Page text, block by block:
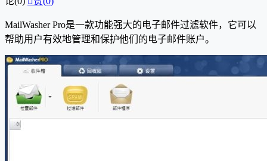
MailWasher Pro是一款功能强大的电子邮件过滤软件，它可以
帮助用户有效地管理和保护他们的电子邮件账户。